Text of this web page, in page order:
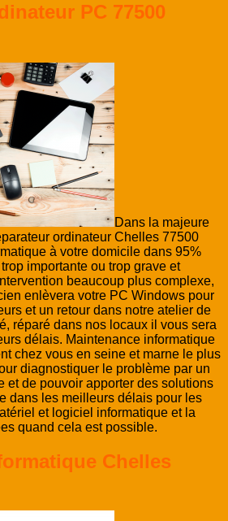
PC 77500
Dans la majeure
ordinateur Chelles 77500
à votre domicile dans 95%
importante ou trop grave et
beaucoup plus complexe,
enlèvera votre PC Windows pour
et un retour dans notre atelier de
réparé dans nos locaux il vous sera
délais. Maintenance informatique
chez vous en seine et marne le plus
diagnostiquer le problème par un
et de pouvoir apporter des solutions
dans les meilleurs délais pour les
et logiciel informatique et la
quand cela est possible.
Chelles